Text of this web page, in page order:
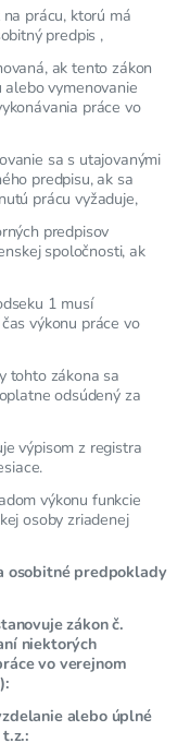
prácu, ktorú má
predpis ,
ak tento zákon
vymenovanie
práce vo
sa s utajovanými
predpisu, ak sa
prácu vyžaduje,
predpisov
spoločnosti, ak
1 musí
výkonu práce vo
tohto zákona sa
odsúdený za
výpisom z registra
výkonu funkcie
osoby zriadenej
osobitné predpoklady
zákon č.
niektorých
vo verejnom
alebo úplné